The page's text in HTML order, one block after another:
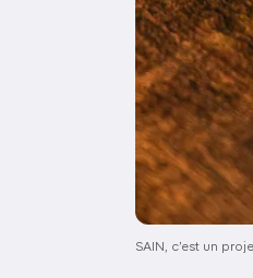
SAIN, c’est un